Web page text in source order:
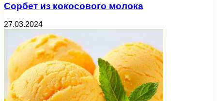
Сорбет из кокосового молока
27.03.2024